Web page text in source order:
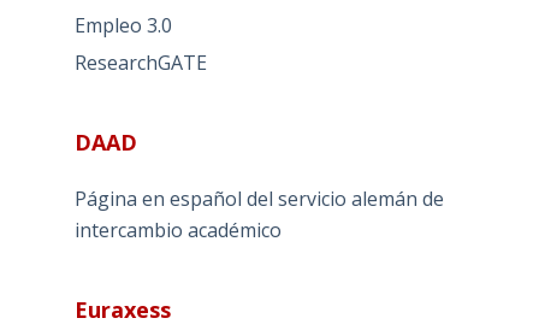
Empleo 3.0
ResearchGATE
DAAD
Página en español del servicio alemán de
intercambio académico
Euraxess